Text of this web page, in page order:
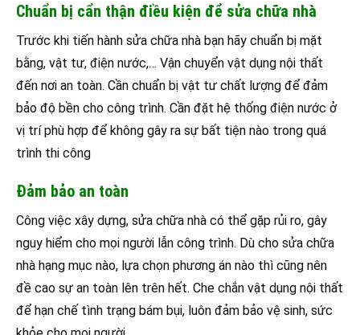
Chuẩn bị cẩn thận điều kiện để sửa chữa nhà
Trước khi tiến hành sửa chữa nhà bạn hãy chuẩn bị mặt
bằng, vật tư, điện nước,… Vận chuyển vật dụng nội thất
đến nơi an toàn. Cần chuẩn bị vật tư chất lượng để đảm
bảo độ bền cho công trình. Cần đặt hệ thống điện nước ở
vị trí phù hợp để không gây ra sự bất tiện nào trong quá
trình thi công
Đảm bảo an toàn
Công việc xây dựng, sửa chữa nhà có thể gặp rủi ro, gây
nguy hiểm cho mọi người lẫn công trình. Dù cho sửa chữa
nhà hạng mục nào, lựa chọn phương án nào thì cũng nên
đề cao sự an toàn lên trên hết. Che chắn vật dụng nội thất
để hạn chế tình trạng bám bụi, luôn đảm bảo vệ sinh, sức